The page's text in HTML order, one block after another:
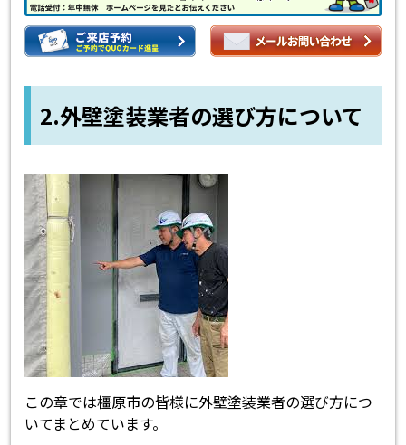
2.外壁塗装業者の選び方について
この章では橿原市の皆様に外壁塗装業者の選び方につ
いてまとめています。